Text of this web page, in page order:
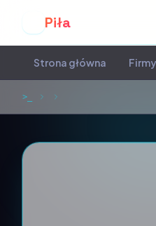
Piła
Strona główna Firmy
>_